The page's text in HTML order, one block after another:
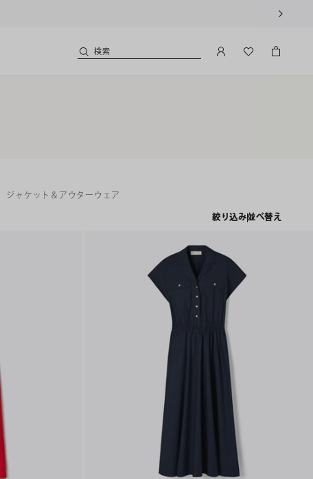
検索
ジャケット＆アウターウェア
絞り込み並べ替え